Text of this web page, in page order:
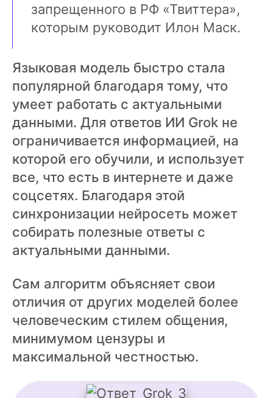
запрещенного в РФ «Твиттера»,
которым руководит Илон Маск.
Языковая модель быстро стала
популярной благодаря тому, что
умеет работать с актуальными
данными. Для ответов ИИ Grok не
ограничивается информацией, на
которой его обучили, и использует
все, что есть в интернете и даже
соцсетях. Благодаря этой
синхронизации нейросеть может
собирать полезные ответы с
актуальными данными.
Сам алгоритм объясняет свои
отличия от других моделей более
человеческим стилем общения,
минимумом цензуры и
максимальной честностью.